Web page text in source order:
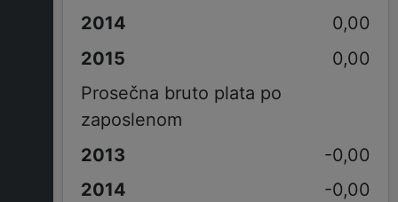
0,00
0,00
Prosečna bruto plata po
zaposlenom
-0,00
-0,00